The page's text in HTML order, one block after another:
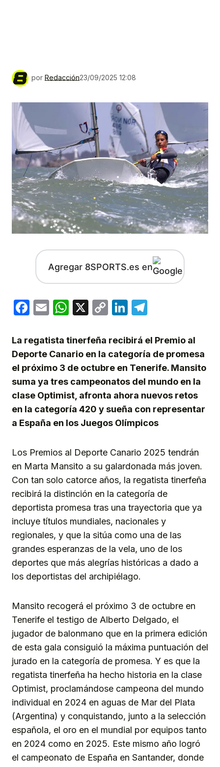
por Redacción23/09/2025 12:08
Agregar 8SPORTS.es en
Facebook
EmailWhatsApp
X
CopyLinkedIn
La regatista tinerfeña recibirá el Premio al
Deporte Canario en la categoría de promesa
el próximo 3 de octubre en Tenerife. Mansito
suma ya tres campeonatos del mundo en la
clase Optimist, afronta ahora nuevos retos
en la categoría 420 y sueña con representar
a España en los Juegos Olímpicos
Los Premios al Deporte Canario 2025 tendrán
en Marta Mansito a su galardonada más joven.
Con tan solo catorce años, la regatista tinerfeña
recibirá la distinción en la categoría de
deportista promesa tras una trayectoria que ya
incluye títulos mundiales, nacionales y
regionales, y que la sitúa como una de las
grandes esperanzas de la vela, uno de los
deportes que más alegrías históricas a dado a
los deportistas del archipiélago.
Mansito recogerá el próximo 3 de octubre en
Tenerife el testigo de Alberto Delgado, el
jugador de balonmano que en la primera edición
de esta gala consiguió la máxima puntuación del
jurado en la categoría de promesa. Y es que la
regatista tinerfeña ha hecho historia en la clase
Optimist, proclamándose campeona del mundo
individual en 2024 en aguas de Mar del Plata
(Argentina) y conquistando, junto a la selección
española, el oro en el mundial por equipos tanto
en 2024 como en 2025. Este mismo año logró
el campeonato de España en Santander, donde